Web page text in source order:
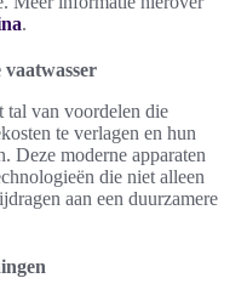
.
vaatwasser
tal van voordelen die
te verlagen en hun
Deze moderne apparaten
die niet alleen
aan een duurzamere